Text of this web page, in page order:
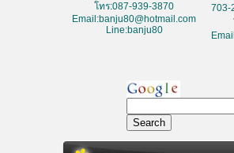
โทร:087-939-3870
Email:banju80@hotmail.com
Line:banju80
703-